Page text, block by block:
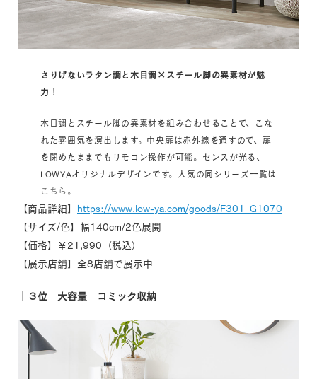
さりげないラタン調と木目調×スチール脚の異素材が魅
力！
木目調とスチール脚の異素材を組み合わせることで、こな
れた雰囲気を演出します。中央扉は赤外線を通すので、扉
を閉めたままでもリモコン操作が可能。センスが光る、
LOWYAオリジナルデザインです。人気の同シリーズ一覧は
こちら 。
【商品詳細】 https://www.low-ya.com/goods/F301_G1070
【サイズ/色】幅140cm/2色展開
【価格】￥21,990（税込）
【展示店舗】全8店舗で展示中
｜３位 大容量 コミック収納